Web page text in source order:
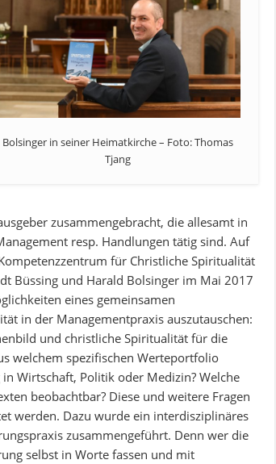
Bolsinger in seiner Heimatkirche – Foto: Thomas
Tjang
zusammengebracht, die allesamt in
resp. Handlungen tätig sind. Auf
für Christliche Spiritualität
Büssing und Harald Bolsinger im Mai 2017
eines gemeinsamen
in der Managementpraxis auszutauschen:
und christliche Spiritualität für die
welchem spezifischen Werteportfolio
Wirtschaft, Politik oder Medizin? Welche
beobachtbar? Diese und weitere Fragen
werden. Dazu wurde ein interdisziplinäres
zusammengeführt. Denn wer die
selbst in Worte fassen und mit